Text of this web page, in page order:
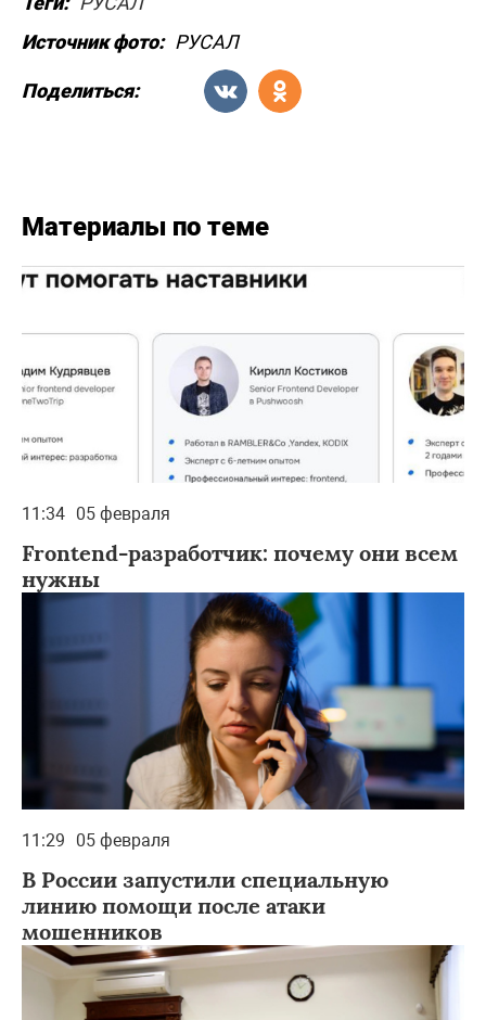
Источник фото: РУСАЛ
Поделиться:
Материалы по теме
11:34 05 февраля
Frontend-разработчик: почему они всем
нужны
11:29 05 февраля
В России запустили специальную
линию помощи после атаки
мошенников